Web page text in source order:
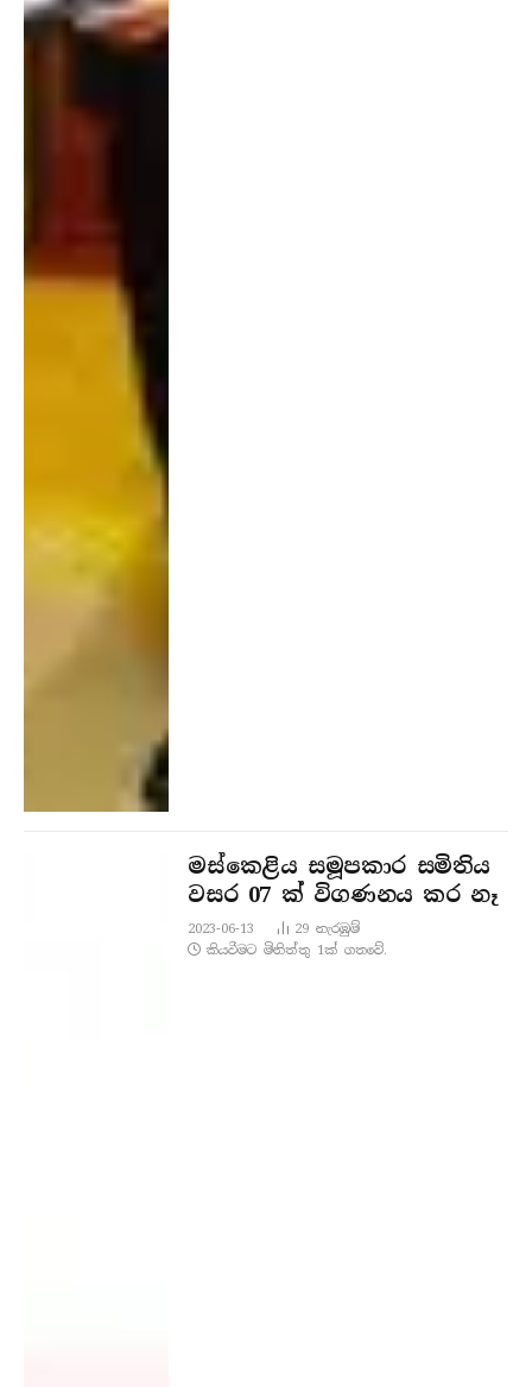
මස්කෙළිය සමූපකාර සමිතිය
වසර 07 ක් විගණනය කර නෑ
2023-06-13 29නැරඹු​ම්
කියවීමට මිනිත්තු 1ක් ගතවේ.